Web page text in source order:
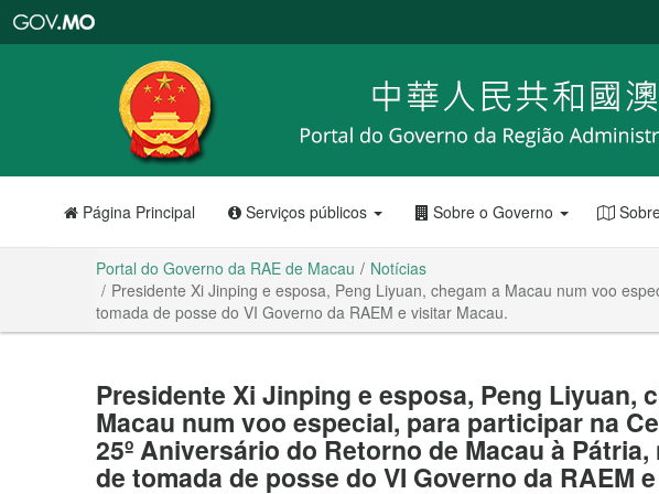
RAE
de
Macau
Página Principal Serviços públicos Sobre o Governo
Portal do Governo da RAE de Macau
Notícias
Presidente Xi Jinping e esposa, Peng Liyuan, chegam a Macau num voo
tomada de posse do VI Governo da RAEM e visitar Macau.
Presidente Xi Jinping e esposa, Peng Liyuan,
Macau num voo especial, para participar na
25º Aniversário do Retorno de Macau à
de tomada de posse do VI Governo da RAEM